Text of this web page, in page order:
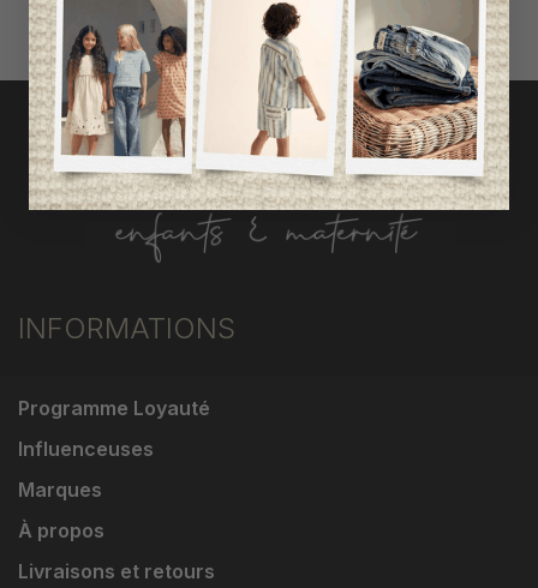
INFORMATIONS
Programme Loyauté
Influenceuses
Marques
À propos
Livraisons et retours